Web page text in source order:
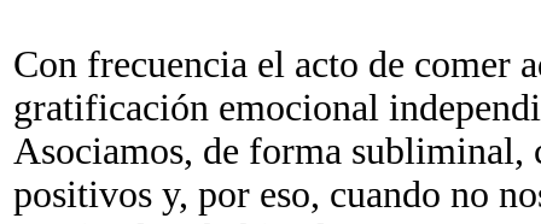
Con frecuencia el acto de comer
gratificación emocional
Asociamos, de forma subliminal,
positivos y, por eso, cuando no